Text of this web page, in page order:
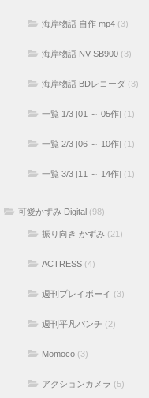
海岸物語 自作 mp4 (3)
海岸物語 NV-SB900 (3)
海岸物語 BDレコーダ (3)
一覧 1/3 [01 ～ 05作] (1)
一覧 2/3 [06 ～ 10作] (1)
一覧 3/3 [11 ～ 14作] (1)
可愛かずみ Digital (98)
振り向き かずみ (21)
ACTRESS (4)
週刊プレイボーイ (3)
週刊平凡パンチ (2)
Momoco (3)
アクションカメラ (5)